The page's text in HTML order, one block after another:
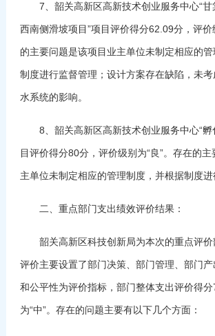
7、韶关高新区高新技术创业服务中心“甘
西南侧滑坡项目”项目评价得分62.09分，评价
的主要问题是该项目业主单位未制定相应的
制度进行监督管理；设计方案存在缺陷，未
水系统的影响。
8、韶关高新区高新技术创业服务中心“孵
目评价得分80分，评价级别为“良”。存在的
主单位未制定相应的管理制度，并根据制度进
二、重点部门支出绩效评价结果：
韶关高新区科技创新局为本次的重点评价
评价主要设置了部门决策、部门管理、部门
和公平性为评价指标，部门整体支出评价得分
为“中”。存在的问题主要有以下几个方面：